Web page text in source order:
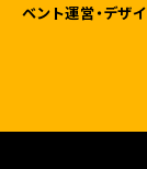
ベント運営・デザ